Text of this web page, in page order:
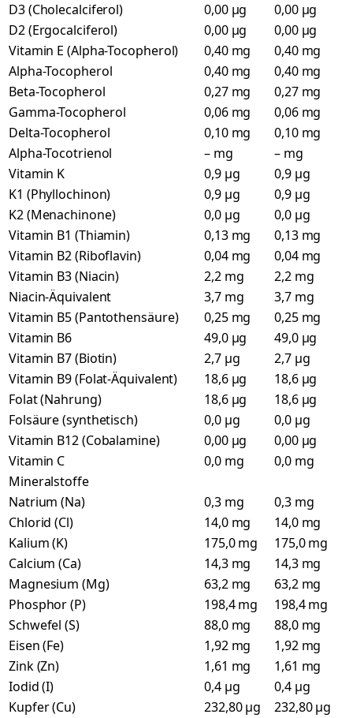
D3 (Cholecalciferol)
0,00 µg
0,00 µg
D2 (Ergocalciferol)
0,00 µg
0,00 µg
Vitamin E (Alpha-Tocopherol)
0,40 mg
0,40 mg
Alpha-Tocopherol
0,40 mg
0,40 mg
Beta-Tocopherol
0,27 mg
0,27 mg
Gamma-Tocopherol
0,06 mg
0,06 mg
Delta-Tocopherol
0,10 mg
0,10 mg
Alpha-Tocotrienol
– mg
– mg
Vitamin K
0,9 µg
0,9 µg
K1 (Phyllochinon)
0,9 µg
0,9 µg
K2 (Menachinone)
0,0 µg
0,0 µg
Vitamin B1 (Thiamin)
0,13 mg
0,13 mg
Vitamin B2 (Riboflavin)
0,04 mg
0,04 mg
Vitamin B3 (Niacin)
2,2 mg
2,2 mg
Niacin-Äquivalent
3,7 mg
3,7 mg
Vitamin B5 (Pantothensäure)
0,25 mg
0,25 mg
Vitamin B6
49,0 µg
49,0 µg
Vitamin B7 (Biotin)
2,7 µg
2,7 µg
Vitamin B9 (Folat-Äquivalent)
18,6 µg
18,6 µg
Folat (Nahrung)
18,6 µg
18,6 µg
Folsäure (synthetisch)
0,0 µg
0,0 µg
Vitamin B12 (Cobalamine)
0,00 µg
0,00 µg
Vitamin C
0,0 mg
0,0 mg
Mineralstoffe
Natrium (Na)
0,3 mg
0,3 mg
Chlorid (Cl)
14,0 mg
14,0 mg
Kalium (K)
175,0 mg
175,0 mg
Calcium (Ca)
14,3 mg
14,3 mg
Magnesium (Mg)
63,2 mg
63,2 mg
Phosphor (P)
198,4 mg
198,4 mg
Schwefel (S)
88,0 mg
88,0 mg
Eisen (Fe)
1,92 mg
1,92 mg
Zink (Zn)
1,61 mg
1,61 mg
Iodid (I)
0,4 µg
0,4 µg
Kupfer (Cu)
232,80 µg
232,80 µg